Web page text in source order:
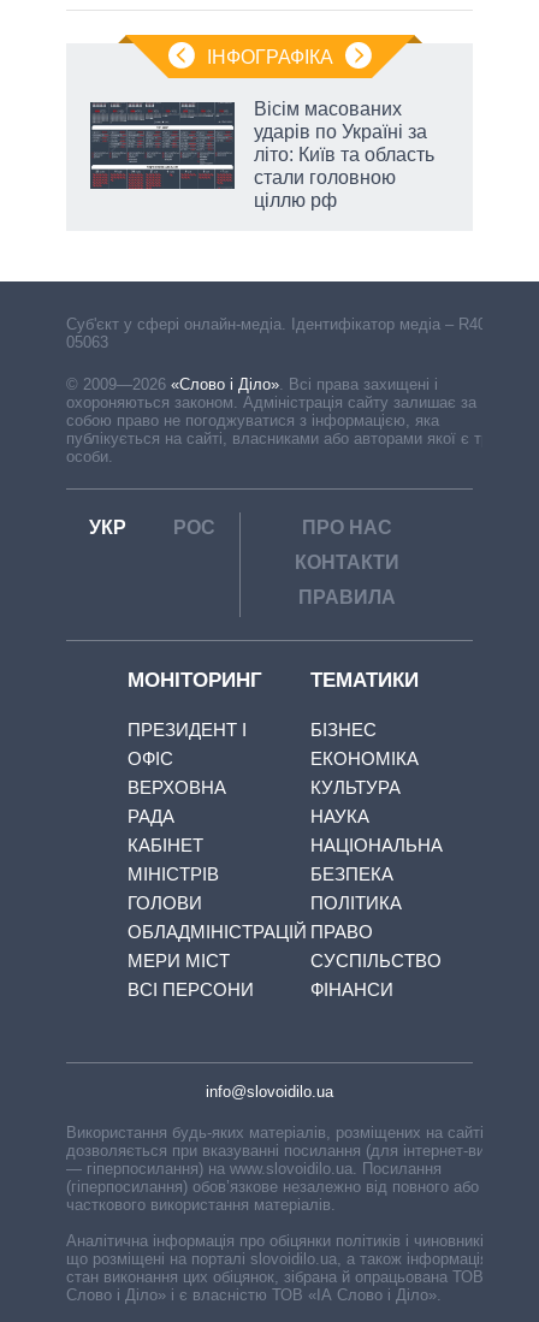
ІНФОГРАФІКА
Вісім масованих
ударів по Україні за
літо: Київ та область
стали головною
ціллю рф
Cуб'єкт у сфері онлайн-медіа. Ідентифікатор медіа – R40-
05063
© 2009—2026 «Слово і Діло» Всі права захищені і
охороняються законом. Адміністрація сайту залишає за
собою право не погоджуватися з інформацією, яка
публікується на сайті, власниками або авторами якої є треті
особи.
УКР РОС
ПРО НАС
КОНТАКТИ
ПРАВИЛА
МОНІТОРИНГ
ПРЕЗИДЕНТ І
ОФІС
ВЕРХОВНА
РАДА
КАБІНЕТ
МІНІСТРІВ
ГОЛОВИ
ОБЛАДМІНІСТРАЦІЙ
МЕРИ МІСТ
ВСІ ПЕРСОНИ
ТЕМАТИКИ
БІЗНЕС
ЕКОНОМІКА
КУЛЬТУРА
НАУКА
НАЦІОНАЛЬНА
БЕЗПЕКА
ПОЛІТИКА
ПРАВО
СУСПІЛЬСТВО
ФІНАНСИ
info@slovoidilo.ua
Використання будь-яких матеріалів, розміщених на сайті,
дозволяється при вказуванні посилання (для інтернет-видань
— гіперпосилання) на www.slovoidilo.ua. Посилання
(гіперпосилання) обов’язкове незалежно від повного або
часткового використання матеріалів.
Аналітична інформація про обіцянки політиків і чиновників,
що розміщені на порталі slovoidilo.ua, а також інформація про
стан виконання цих обіцянок, зібрана й опрацьована ТОВ «ІА
Слово і Діло» і є власністю ТОВ «ІА Слово і Діло».